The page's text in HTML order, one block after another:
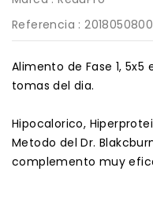
Referencia :
Alimento de Fase 1,
tomas del dia.
Hipocalorico,
Metodo del Dr.
complemento muy